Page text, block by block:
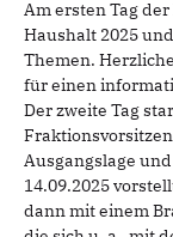
Am ersten Tag
Haushalt 2025
Themen.
für einen
Der zweite Tag
Ausgangslage
14.09.2025
dannmit einem